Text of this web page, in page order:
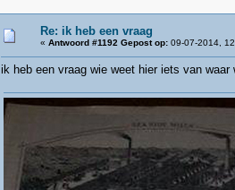
Re: ik heb een vraag
« Antwoord #1192 Gepost op:09-07-2014,
ik heb een vraag wie weet hier iets van waar